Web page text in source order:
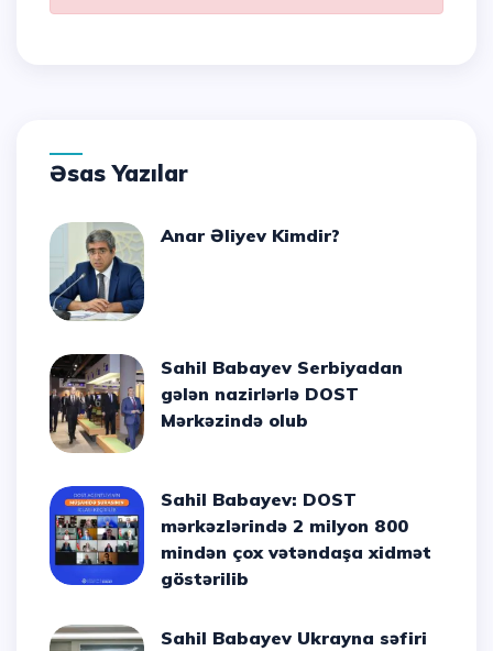
Əsas Yazılar
Anar Əliyev Kimdir?
Sahil Babayev Serbiyadan
gələn nazirlərlə DOST
Mərkəzində olub
Sahil Babayev: DOST
mərkəzlərində 2 milyon 800
mindən çox vətəndaşa xidmət
göstərilib
Sahil Babayev Ukrayna səfiri